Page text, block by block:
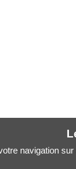
navigation